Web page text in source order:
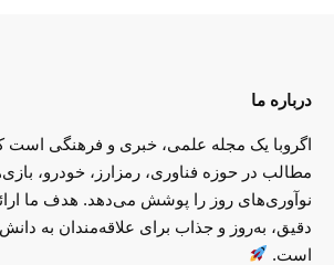
درباره ما
اگروبا یک مجله علمی، خبری و فرهنگی است
مطالب در حوزه فناوری، رمزارز، خودرو،
نوآوری‌های روز را پوشش می‌دهد. هدف ما
دقیق، به‌روز و جذاب برای علاقه‌مندان به
است.